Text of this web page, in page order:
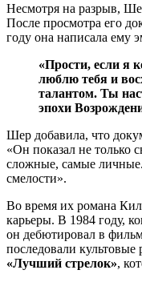
Несмотря на разрыв,
После просмотра его
году она написала ему
«Прости, если я
люблю тебя и
талантом. Ты
эпохи
Шер добавила, что
«Он показал не только
сложные, самые
смелости».
Во время их романа
карьеры. В 1984 году,
он дебютировал в
последовали культовые
«Лучший стрелок»,